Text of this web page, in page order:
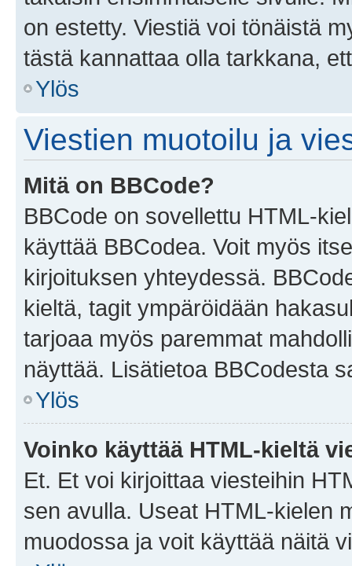
on estetty. Viestiä voi tönäistä
tästä kannattaa olla tarkkana,
Ylös
Viestien muotoilu ja
Mitä on BBCode?
BBCode on sovellettu HTML-
käyttää BBCodea. Voit myös
kirjoituksen yhteydessä.
kieltä, tagit ympäröidään
tarjoaa myös paremmat
näyttää. Lisätietoa BBCodesta
Ylös
Voinko käyttää HTML-kieltä
Et. Et voi kirjoittaa viesteihin
sen avulla. Useat HTML-kielen
muodossa ja voit käyttää näitä